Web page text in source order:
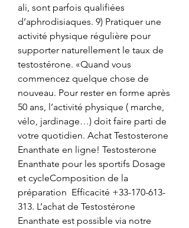
ali, sont parfois qualifiées
d’aphrodisiaques. 9) Pratiquer une
activité physique régulière pour
supporter naturellement le taux de
testostérone. «Quand vous
commencez quelque chose de
nouveau. Pour rester en forme après
50 ans, l’activité physique ( marche,
vélo, jardinage…) doit faire parti de
votre quotidien. Achat Testosterone
Enanthate en ligne! Testosterone
Enanthate pour les sportifs Dosage
et cycle️Composition de la
préparation ️ Efficacité +33-170-613-
313. L’achat de Testostérone
Enanthate est possible via notre